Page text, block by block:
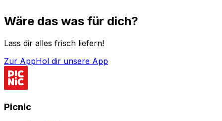
Wäre das was für dich?
Lass dir alles frisch liefern!
Zur AppHol dir unsere App
Picnic